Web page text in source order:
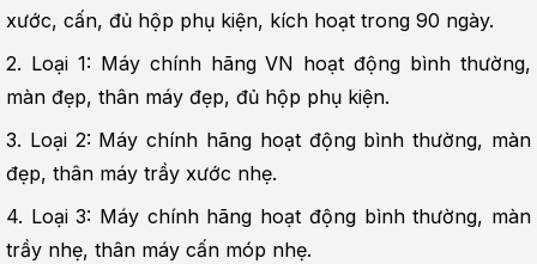
xước, cấn, đủ hộp phụ kiện, kích hoạt trong 90 ngày.
2. Loại 1: Máy chính hãng VN hoạt động bình thường,
màn đẹp, thân máy đẹp, đủ hộp phụ kiện.
3. Loại 2: Máy chính hãng hoạt động bình thường, màn
đẹp, thân máy trầy xước nhẹ.
4. Loại 3: Máy chính hãng hoạt động bình thường, màn
trầy nhẹ, thân máy cấn móp nhẹ.